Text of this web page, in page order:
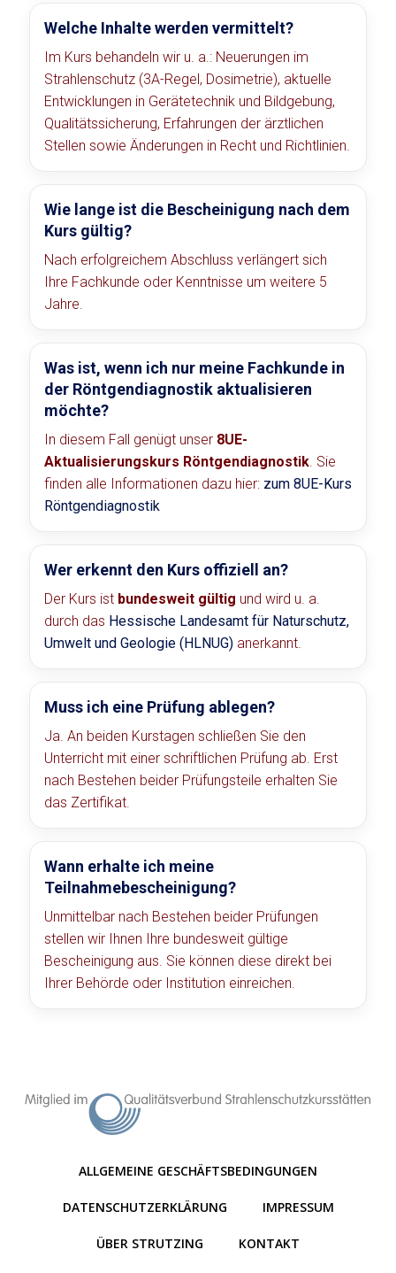
Welche Inhalte werden vermittelt?
Im Kurs behandeln wir u. a.: Neuerungen im
Strahlenschutz (3A-Regel, Dosimetrie), aktuelle
Entwicklungen in Gerätetechnik und Bildgebung,
Qualitätssicherung, Erfahrungen der ärztlichen
Stellen sowie Änderungen in Recht und Richtlinien.
Wie lange ist die Bescheinigung nach dem
Kurs gültig?
Nach erfolgreichem Abschluss verlängert sich
Ihre Fachkunde oder Kenntnisse um weitere 5
Jahre.
Was ist, wenn ich nur meine Fachkunde in
der Röntgendiagnostik aktualisieren
möchte?
In diesem Fall genügt unser 8UE-
Aktualisierungskurs Röntgendiagnostik . Sie
finden alle Informationen dazu hier: zum 8UE-Kurs
Röntgendiagnostik
Wer erkennt den Kurs offiziell an?
Der Kurs ist bundesweit gültig und wird u. a.
durch das Hessische Landesamt für Naturschutz,
Umwelt und Geologie (HLNUG) anerkannt.
Muss ich eine Prüfung ablegen?
Ja. An beiden Kurstagen schließen Sie den
Unterricht mit einer schriftlichen Prüfung ab. Erst
nach Bestehen beider Prüfungsteile erhalten Sie
das Zertifikat.
Wann erhalte ich meine
Teilnahmebescheinigung?
Unmittelbar nach Bestehen beider Prüfungen
stellen wir Ihnen Ihre bundesweit gültige
Bescheinigung aus. Sie können diese direkt bei
Ihrer Behörde oder Institution einreichen.
ALLGEMEINE GESCHÄFTSBEDINGUNGEN
DATENSCHUTZERKLÄRUNG IMPRESSUM
ÜBER STRUTZING KONTAKT